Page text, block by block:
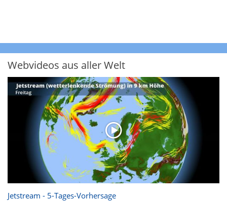
Webvideos aus aller Welt
Jetstream - 5-Tages-Vorhersage